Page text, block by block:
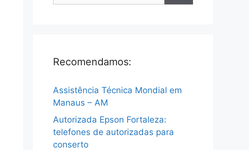
Recomendamos:
Assistência Técnica Mondial em
Manaus – AM
Autorizada Epson Fortaleza:
telefones de autorizadas para
conserto